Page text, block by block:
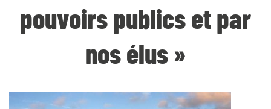
pouvoirs publics et par
nos élus »